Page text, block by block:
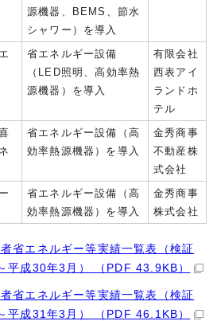
源機器、BEMS、節水
シャワー）を導入
省エネルギー設備
（LED照明、高効率熱
源機器）を導入
有限会社
西表アイ
ランドホ
テル
省エネルギー設備（高
効率熱源機器）を導入
金秀商事
不動産株
式会社
省エネルギー設備（高
効率熱源機器）を導入
金秀商事
株式会社
省エネルギー等実績一覧表（検証
平成30年3月） （PDF 43.9KB）
省エネルギー等実績一覧表（検証
平成31年3月） （PDF 46.1KB）